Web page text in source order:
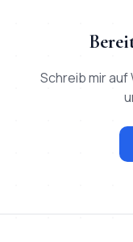
Schreib mir